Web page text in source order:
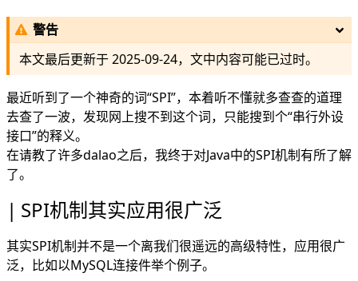
SPI机制其实应用很广泛
第一件事，Class.forName是干什么用的
第二件事，为啥我们刚才去掉这玩意儿没事呢
啥是SPI机制
SPI机制的简单使用
警告
本文最后更新于2025-09-24，文中内容可能已过时。
最近听到了一个神奇的词“SPI”，本着听不懂就多查查的道理
去查了一波，发现网上搜不到这个词，只能搜到个“串行外设
接口”的释义。
在请教了许多dalao之后，我终于对Java中的SPI机制有所了解
了。
SPI机制其实应用很广泛
其实SPI机制并不是一个离我们很遥远的高级特性，应用很广
泛，比如以MySQL连接件举个例子。